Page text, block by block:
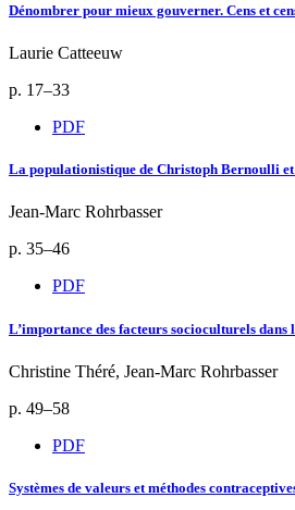
Dénombrer pour mieux gouverner. Cens et
Laurie Catteeuw
p. 17–33
PDF
La populationistique de Christoph Bernoulli
Jean-Marc Rohrbasser
p. 35–46
PDF
L’importance des facteurs socioculturels
Christine Théré, Jean-Marc Rohrbasser
p. 49–58
PDF
Systèmes de valeurs et méthodes